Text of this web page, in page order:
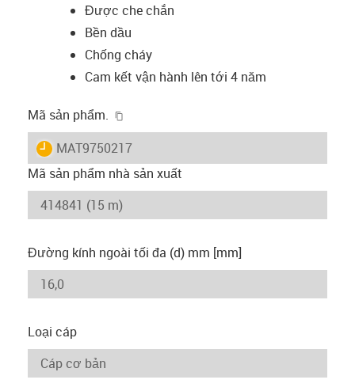
Được che chắn
Bền dầu
Chống cháy
Cam kết vận hành lên tới 4 năm
Mã sản phẩm.
igus-icon-lieferzeit
MAT9750217
Mã sản phẩm nhà sản xuất
Đường kính ngoài tối đa (d) mm [mm]
Loại cáp